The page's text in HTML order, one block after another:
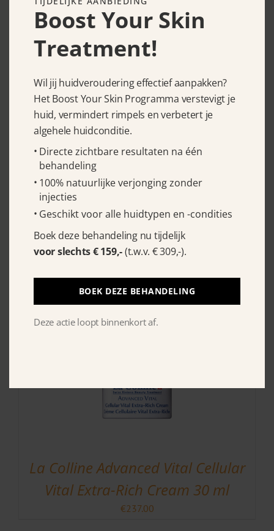
La Colline Advanced Vital Cellular
Vital Cream 30 ml
La Colline Global Anti Pollution
La Colline Advanced Vital Cellular
Vital Extra-Rich Cream 30 ml
€237.00
Boost Your Skin
Treatment!
Wil jij huidveroudering effectief aanpakken?
Het Boost Your Skin Programma verstevigt je
huid, vermindert rimpels en verbetert je
algehele huidconditie.
Directe zichtbare resultaten na één
behandeling
100% natuurlijke verjonging zonder
injecties
Geschikt voor alle huidtypen en -condities
Boek deze behandeling nu tijdelijk
voor slechts € 159,-(t.w.v. € 309,-).
BOEK DEZE BEHANDELING
Deze actie loopt binnenkort af.